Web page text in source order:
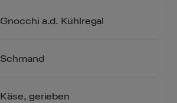
Gnocchi a.d. Kühlregal
Schmand
Käse, gerieben